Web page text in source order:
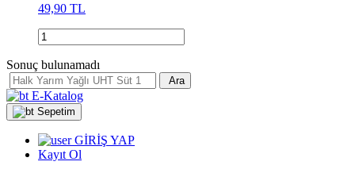
49,90 TL
Sonuç bulunamadı
Ara
E-Katalog
Sepetim
GİRİŞ YAP
Kayıt Ol